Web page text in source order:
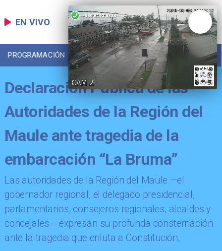
EN VIVO
PROGRAMACIÓN LOCAL DEPORTES
Declaración Pública de las
Autoridades de la Región del
Maule ante tragedia de la
embarcación “La Bruma”
​Las autoridades de la Región del Maule —el
gobernador regional, el delegado presidencial,
parlamentarios, consejeros regionales, alcaldes y
concejales— expresan su profunda consternación
ante la tragedia que enluta a Constitución,